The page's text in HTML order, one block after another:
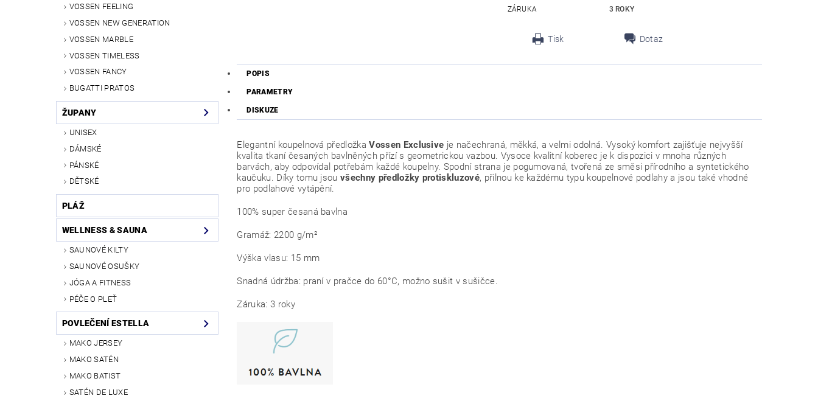
VOSSEN FEELING
VOSSEN NEW GENERATION
VOSSEN MARBLE
VOSSEN TIMELESS
VOSSEN FANCY
BUGATTI PRATOS
ŽUPANY
UNISEX
DÁMSKÉ
PÁNSKÉ
DĚTSKÉ
PLÁŽ
WELLNESS & SAUNA
SAUNOVÉ KILTY
SAUNOVÉ OSUŠKY
JÓGA A FITNESS
PÉČE O PLEŤ
POVLEČENÍ ESTELLA
MAKO JERSEY
MAKO SATÉN
MAKO BATIST
SATÉN DE LUXE
ZÁRUKA
3 ROKY
Tisk Dotaz
POPIS
PARAMETRY
DISKUZE
Elegantní koupelnová předložkaVossen Exclusive je načechraná, měkká, a velmi odolná. Vysoký komfort zajišťuje nejvyšší
kvalita tkaní česaných bavlněných přízí s geometrickou vazbou. Vysoce kvalitní koberec je k dispozici v mnoha různých
barvách, aby odpovídal potřebám každé koupelny. Spodní strana je pogumovaná, tvořená ze směsi přírodního a syntetického
kaučuku. Díky tomu jsouvšechny předložky protiskluzové, přilnou ke každému typu koupelnové podlahy a jsou také vhodné
pro podlahové vytápění.
100% super česaná bavlna
Gramáž: 2200 g/m²
Výška vlasu: 15 mm
Snadná údržba: praní v pračce do 60°C, možno sušit v sušičce.
Záruka: 3 roky